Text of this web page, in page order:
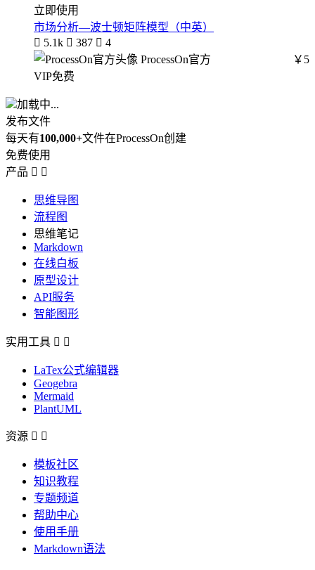
立即使用
市场分析—波士顿矩阵模型（中英）
 5.1k  387  4
ProcessOn官方
￥5
VIP免费
加载中...
发布文件
每天有100,000+文件在ProcessOn创建
免费使用
产品  
思维导图
流程图
思维笔记
Markdown
在线白板
原型设计
API服务
智能图形
实用工具  
LaTex公式编辑器
Geogebra
Mermaid
PlantUML
资源  
模板社区
知识教程
专题频道
帮助中心
使用手册
Markdown语法